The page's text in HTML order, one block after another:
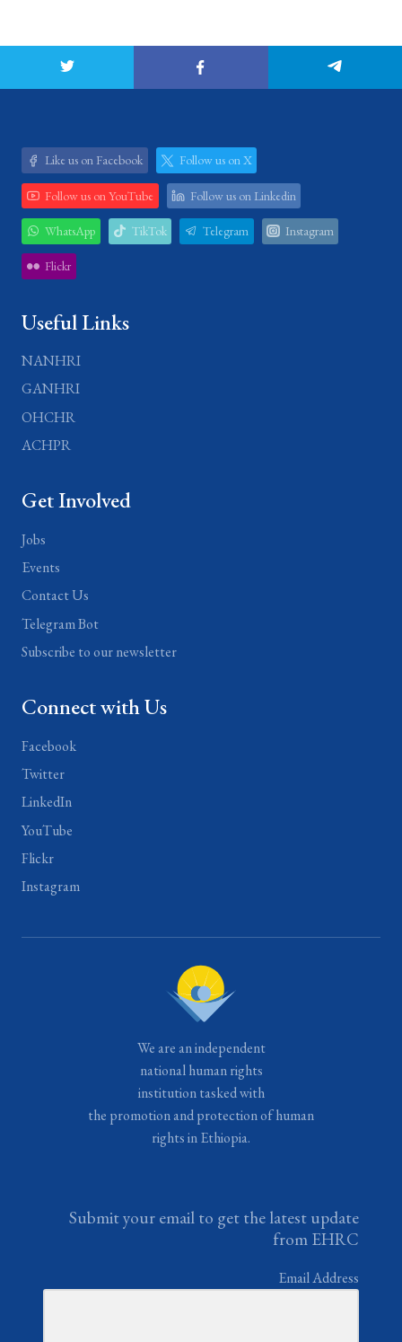
Like us on Facebook Follow us on X
Follow us on YouTube Follow us on Linkedin
WhatsApp TikTok Telegram Instagram
Flickr
Useful Links
NANHRI
GANHRI
OHCHR
ACHPR
Get Involved
Jobs
Events
Contact Us
Telegram Bot
Subscribe to our newsletter
Connect with Us
Facebook
Twitter
LinkedIn
YouTube
Flickr
Instagram
We are an independent
national human rights
institution tasked with
the promotion and protection of human
rights in Ethiopia.
Submit your email to get the latest update
from EHRC
Email Address